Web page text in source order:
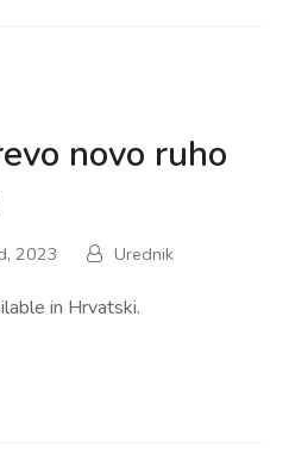
novo ruho
2023 Urednik
in Hrvatski.